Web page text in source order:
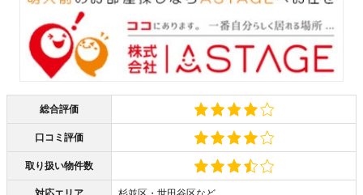
総合評価
口コミ評価
取り扱い物件数